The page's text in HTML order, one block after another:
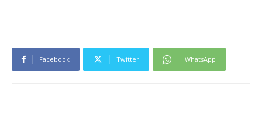
Facebook Twitter WhatsApp